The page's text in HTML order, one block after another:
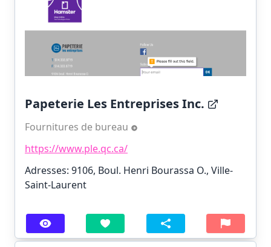
Papeterie Les Entreprises Inc.
Fournitures de bureau
https://www.ple.qc.ca/
Adresses: 9106, Boul. Henri Bourassa O., Ville-
Saint-Laurent